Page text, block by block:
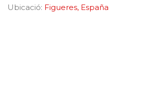
Ubicació: Figueres, España